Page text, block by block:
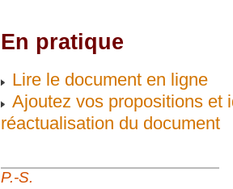
En pratique
Lire le document en ligne
Ajoutez vos propositions et
réactualisation du document
P.-S.